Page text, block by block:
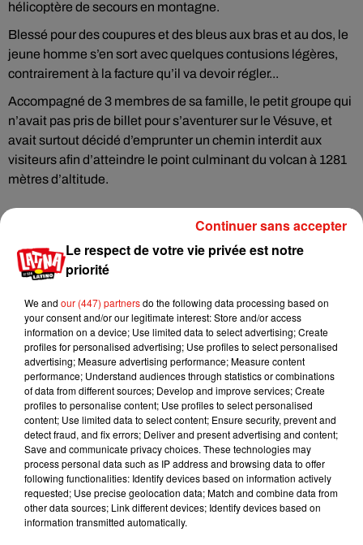
hélicoptère de secours en montagne.
Blessé pour des coupures et des bleus aux bras et au dos, le
jeune homme s’en sort avec quelques contusions légères,
contrairement à la facture qu’il va devoir régler...
Accompagné de 3 membres de sa famille, le petit groupe qui
n’avait pas pris de billet pour s’aventurer sur le Vésuve, et
avait surtout décidé d’emprunter un chemin interdit aux
visiteurs afin d’atteindre le point culminant du volcan à 1281
mètres d’altitude.
Musique
6 août 2026
Karol G dévoile la tracklist de son nouvel
album… avec des invités...
5 août 2026
Benny Blanco invite Selena Gomez et
Becky G sur son nouveau single
Le respect de votre vie privée est notre
priorité
We and our (447) partnersdo the following data processing based on
your consent and/or our legitimate interest: Store and/or access
information on a device; Use limited data to select advertising; Create
profiles for personalised advertising; Use profiles to select personalised
advertising; Measure advertising performance; Measure content
performance; Understand audiences through statistics or combinations
of data from different sources; Develop and improve services; Create
profiles to personalise content; Use profiles to select personalised
content; Use limited data to select content; Ensure security, prevent and
detect fraud, and fix errors; Deliver and present advertising and content;
Save and communicate privacy choices. These technologies may
process personal data such as IP address and browsing data to offer
following functionalities: Identify devices based on information actively
requested; Use precise geolocation data; Match and combine data from
other data sources; Link different devices; Identify devices based on
information transmitted automatically.
Continuer sans accepter